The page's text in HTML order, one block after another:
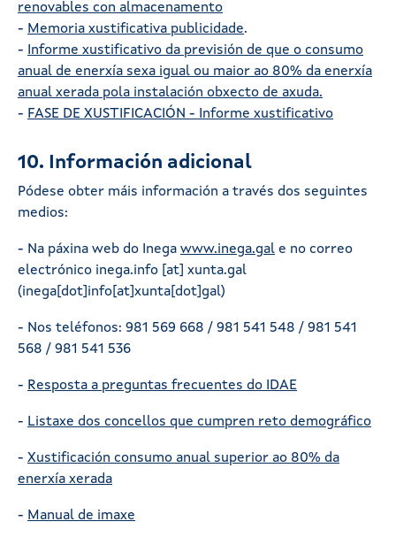
renovables con almacenamento
- Memoria xustificativa publicidade.
- Informe xustificativo da previsión de que o consumo
anual de enerxía sexa igual ou maior ao 80% da enerxía
anual xerada pola instalación obxecto de axuda.
- FASE DE XUSTIFICACIÓN - Informe xustificativo
10. Información adicional
Pódese obter máis información a través dos seguintes
medios:
- Na páxina web do Inega www.inega.gal e no correo
electrónico inega.info [at] xunta.gal
(inega[dot]info[at]xunta[dot]gal)
- Nos teléfonos: 981 569 668 / 981 541 548 / 981 541
568 / 981 541 536
- Resposta a preguntas frecuentes do IDAE
- Listaxe dos concellos que cumpren reto demográfico
- Xustificación consumo anual superior ao 80% da
enerxía xerada
- Manual de imaxe